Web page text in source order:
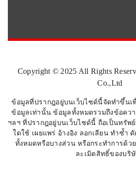
Copyright © 2025 All Rights
Co.,Ltd
ข้อมูลที่ปรากฎอยู่บนเว็บไซด์นี้จัดทำขึ้นเ
ข้อมูลเท่านั้น ข้อมูลทั้งหมดรวมถึงข้อคว
ฯลฯ ที่ปรากฎอยู่บนเว็บไซด์นี้ ถือเป็นทรัพ
ใดใช้ เผยแพร่ อ้างอิง ลอกเลียน ทำซ้ำ
ทั้งหมดหรือบางส่วน หรือกระทำการด้ว
ละเมิดสิทธิ์ของบริ